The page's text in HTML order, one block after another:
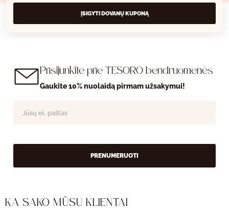
ĮSIGYTI DOVANŲ KUPONĄ
Prisijunkite prie TESORO bendruomenės
Gaukite 10% nuolaidą pirmam užsakymui!
PRENUMERUOTI
KĄ SAKO MŪSŲ KLIENTAI